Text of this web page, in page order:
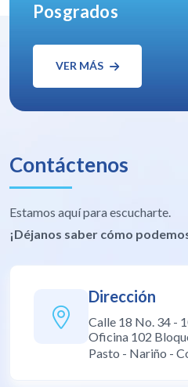
Posgrados
VER MÁS
Contáctenos
Estamos aquí para escucharte.
¡Déjanos saber cómo
Dirección
Calle 18 No. 34 -
Oficina 102
Pasto - Nariño -